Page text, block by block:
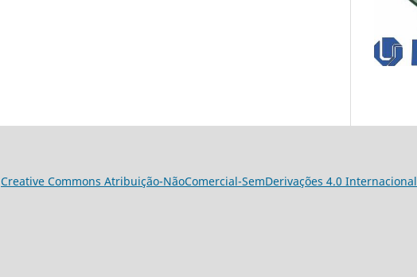
Creative Commons Atribuição-NãoComercial-SemDerivações 4.0 Internacional